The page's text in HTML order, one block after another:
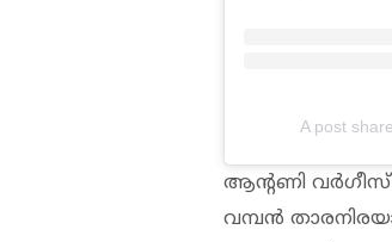
A post
ആന്റണി വർഗീസ്
വമ്പൻ